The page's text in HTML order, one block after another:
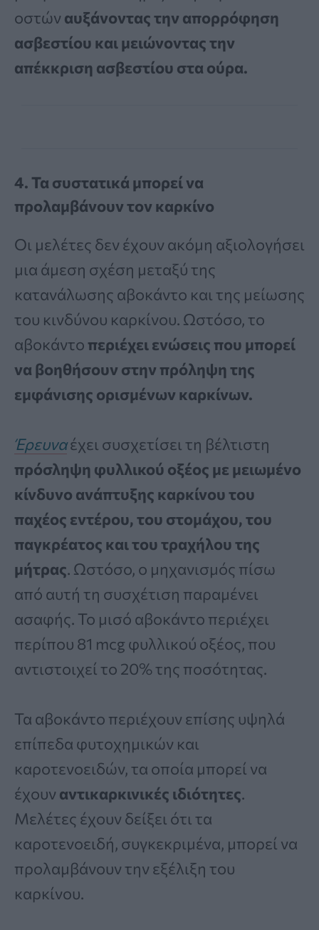
οστών αυξάνοντας την απορρόφηση
ασβεστίου και μειώνοντας την
απέκκριση ασβεστίου στα ούρα.
4. Τα συστατικά μπορεί να
προλαμβάνουν τον καρκίνο
Οι μελέτες δεν έχουν ακόμη αξιολογήσει
μια άμεση σχέση μεταξύ της
κατανάλωσης αβοκάντο και της μείωσης
του κινδύνου καρκίνου. Ωστόσο, το
αβοκάντο περιέχει ενώσεις που μπορεί
να βοηθήσουν στην πρόληψη της
εμφάνισης ορισμένων καρκίνων.
Έρευναέχει συσχετίσει τη βέλτιστη
πρόσληψη φυλλικού οξέος με μειωμένο
κίνδυνο ανάπτυξης καρκίνου του
παχέος εντέρου, του στομάχου, του
παγκρέατος και του τραχήλου της
μήτρας. Ωστόσο, ο μηχανισμός πίσω
από αυτή τη συσχέτιση παραμένει
ασαφής. Το μισό αβοκάντο περιέχει
περίπου 81 mcg φυλλικού οξέος, που
αντιστοιχεί το 20% της ποσότητας.
Τα αβοκάντο περιέχουν επίσης υψηλά
επίπεδα φυτοχημικών και
καροτενοειδών, τα οποία μπορεί να
έχουν αντικαρκινικές ιδιότητες.
Μελέτες έχουν δείξει ότι τα
καροτενοειδή, συγκεκριμένα, μπορεί να
προλαμβάνουν την εξέλιξη του
καρκίνου.